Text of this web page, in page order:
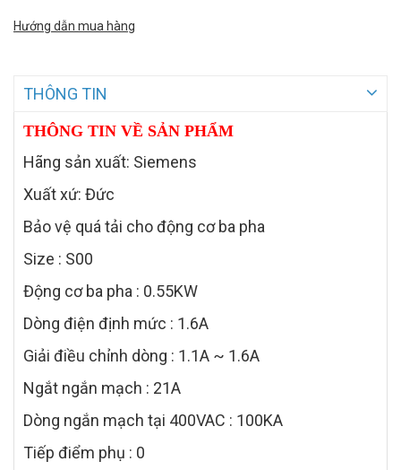
Hướng dẫn mua hàng
THÔNG TIN
THÔNG TIN VỀ SẢN PHẨM
Hãng sản xuất: Siemens
Xuất xứ: Đức
Bảo vệ quá tải cho động cơ ba pha
Size : S00
Động cơ ba pha : 0.55KW
Dòng điện định mức : 1.6A
Giải điều chỉnh dòng : 1.1A ~ 1.6A
Ngắt ngắn mạch : 21A
Dòng ngắn mạch tại 400VAC : 100KA
Tiếp điểm phụ : 0